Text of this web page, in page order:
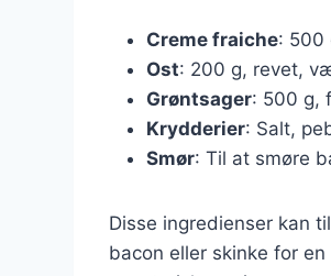
Creme fraiche: 500
Ost: 200 g, revet,
Grøntsager: 500 g,
Krydderier: Salt,
Smør: Til at smøre
Disse ingredienser kan
bacon eller skinke for